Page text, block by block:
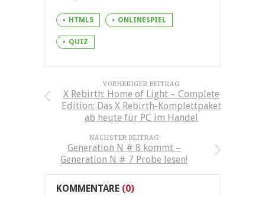
HTML5 ONLINESPIEL
QUIZ
VORHERIGER BEITRAG
X Rebirth: Home of Light – Complete
Edition: Das X Rebirth-Komplettpaket
ab heute für PC im Handel
NÄCHSTER BEITRAG
Generation N # 8 kommt –
Generation N # 7 Probe lesen!
KOMMENTARE (0)